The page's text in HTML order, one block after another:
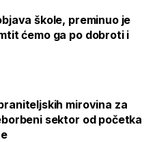
škole, preminuo je
ćemo ga po dobroti i
mirovina za
sektor od početka